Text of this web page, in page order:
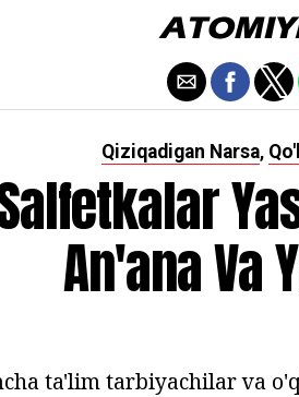
Qiziqadigan Narsa,
An'ana Va
ta'lim tarbiyachilar va